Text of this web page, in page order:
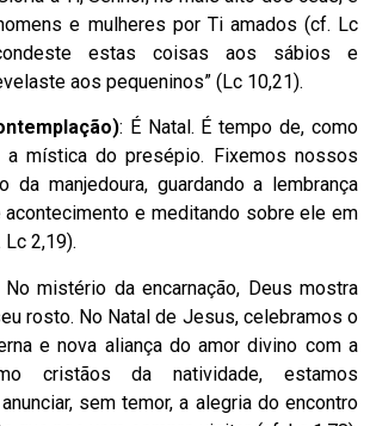
e mulheres por Ti amados (cf. Lc
estas coisas aos sábios e
aos pequeninos” (Lc 10,21).
: É Natal. É tempo de, como
a mística do presépio. Fixemos nossos
da manjedoura, guardando a lembrança
e meditando sobre ele em
2,19).
No mistério da encarnação, Deus mostra
rosto. No Natal de Jesus, celebramos o
e nova aliança do amor divino com a
cristãos da natividade, estamos
sem temor, a alegria do encontro